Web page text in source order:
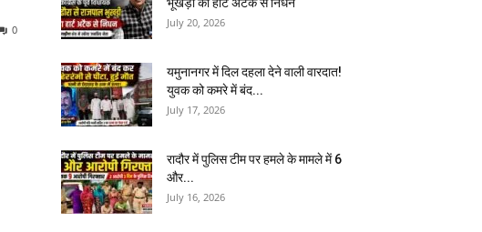
0
July 20, 2026
यमुनानगर में दिल दहला देने वाली वारदात!
युवक को कमरे में बंद...
July 17, 2026
रादौर में पुलिस टीम पर हमले के मामले में 6
और...
July 16, 2026